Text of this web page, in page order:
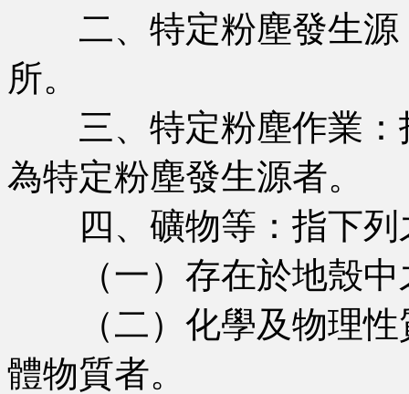
二、特定粉塵發生源
所。
三、特定粉塵作業：
為特定粉塵發生源者。
四、礦物等：指下列
（一）存在於地殼中
（二）化學及物理性
體物質者。